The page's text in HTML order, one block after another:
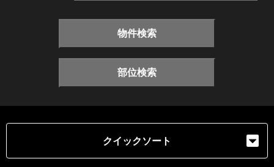
物件検索
部位検索
クイックソート